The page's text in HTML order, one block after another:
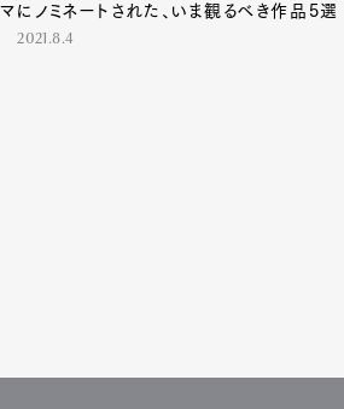
Pen Membership
にノミネートされた、いま観るべき作品5選
2021.8.4